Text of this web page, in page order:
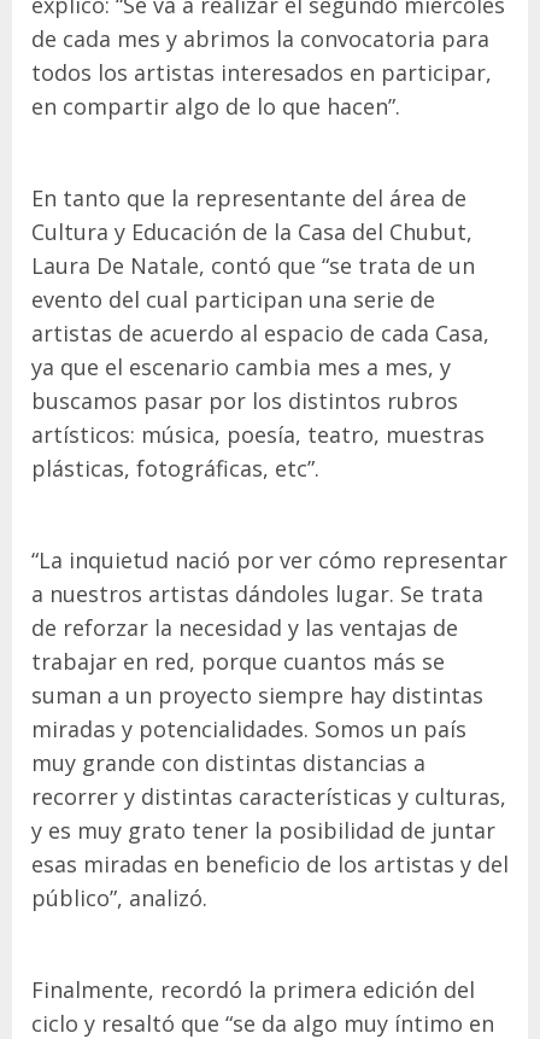
de cada mes y abrimos la convocatoria para
todos los artistas interesados en participar,
en compartir algo de lo que hacen”.
En tanto que la representante del área de
Cultura y Educación de la Casa del Chubut,
Laura De Natale, contó que “se trata de un
evento del cual participan una serie de
artistas de acuerdo al espacio de cada Casa,
ya que el escenario cambia mes a mes, y
buscamos pasar por los distintos rubros
artísticos: música, poesía, teatro, muestras
plásticas, fotográficas, etc”.
“La inquietud nació por ver cómo representar
a nuestros artistas dándoles lugar. Se trata
de reforzar la necesidad y las ventajas de
trabajar en red, porque cuantos más se
suman a un proyecto siempre hay distintas
miradas y potencialidades. Somos un país
muy grande con distintas distancias a
recorrer y distintas características y culturas,
y es muy grato tener la posibilidad de juntar
esas miradas en beneficio de los artistas y del
público”, analizó.
Finalmente, recordó la primera edición del
ciclo y resaltó que “se da algo muy íntimo en